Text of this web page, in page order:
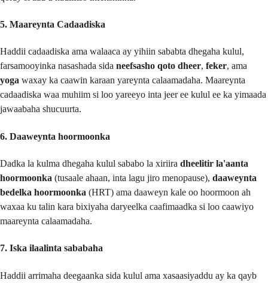
5. Maareynta Cadaadiska
Haddii cadaadiska ama walaaca ay yihiin sababta dhegaha kulul,
farsamooyinka nasashada sida neefsasho qoto dheer, feker, ama
yoga waxay ka caawin karaan yareynta calaamadaha. Maareynta
cadaadiska waa muhiim si loo yareeyo inta jeer ee kulul ee ka yimaada
jawaabaha shucuurta.
6. Daaweynta hoormoonka
Dadka la kulma dhegaha kulul sababo la xiriira dheelitir la'aanta
hoormoonka (tusaale ahaan, inta lagu jiro menopause), daaweynta
bedelka hoormoonka (HRT) ama daaweyn kale oo hoormoon ah
waxaa ku talin kara bixiyaha daryeelka caafimaadka si loo caawiyo
maareynta calaamadaha.
7. Iska ilaalinta sababaha
Haddii arrimaha deegaanka sida kulul ama xasaasiyaddu ay ka qayb